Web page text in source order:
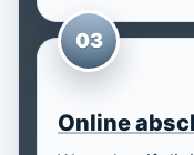
03
Online